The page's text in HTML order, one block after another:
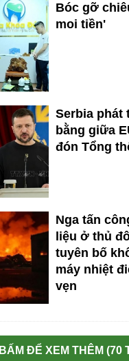
Bóc gỡ
moi tiền'
Serbia phát
bằng giữa
đón Tổng
Nga tấn
liệu ở thủ
tuyên bố
máy nhiệt
vẹn
BẤM ĐỂ XEM THÊM (70